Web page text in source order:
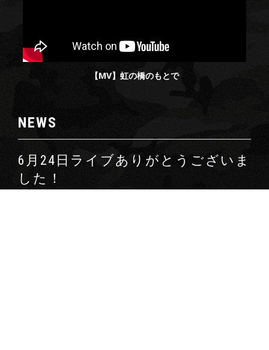
【MV】虹の橋のもとで
NEWS
6月24日ライブありがとうございま
した！